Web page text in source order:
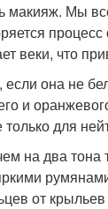
макияж. Мы
веки, что
она не
и
для
на два
от